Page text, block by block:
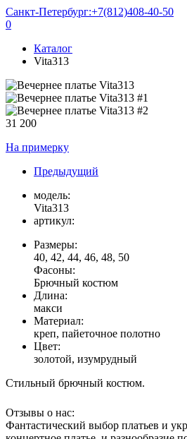
Санкт-Петербург:+7(812)408-40-50
0
Каталог
Vita313
31 200
На примерку
Предыдущий
модель:
Vita313
артикул:
Размеры:
40, 42, 44, 46, 48, 50
Фасоны:
Брючный костюм
Длина:
макси
Материал:
креп, пайеточное полотно
Цвет:
золотой, изумрудный
Стильный брючный костюм.
Отзывы о нас:
Фантастический выбор платьев и